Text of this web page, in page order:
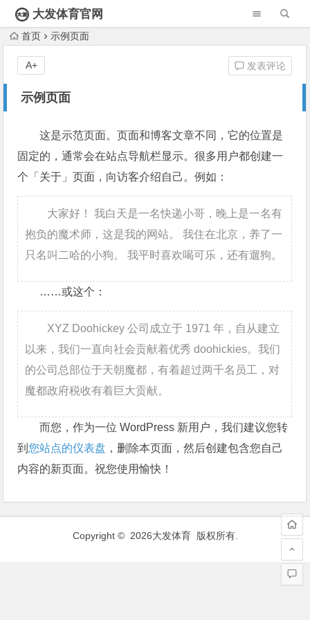
大发体育官网
首页 示例页面
示例页面
这是示范页面。页面和博客文章不同，它的位置是
固定的，通常会在站点导航栏显示。很多用户都创建一
个「关于」页面，向访客介绍自己。例如：
大家好！ 我白天是一名快递小哥，晚上是一名有
抱负的魔术师，这是我的网站。 我住在北京，养了一
只名叫二哈的小狗。 我平时喜欢喝可乐，还有遛狗。
……或这个：
XYZ Doohickey 公司成立于 1971 年，自从建立
以来，我们一直向社会贡献着优秀 doohickies。我们
的公司总部位于天朝魔都，有着超过两千名员工，对
魔都政府税收有着巨大贡献。
而您，作为一位 WordPress 新用户，我们建议您转
到您站点的仪表盘 ，删除本页面，然后创建包含您自己
内容的新页面。祝您使用愉快！
发表评论
A+
Copyright © 2026大发体育 版权所有.